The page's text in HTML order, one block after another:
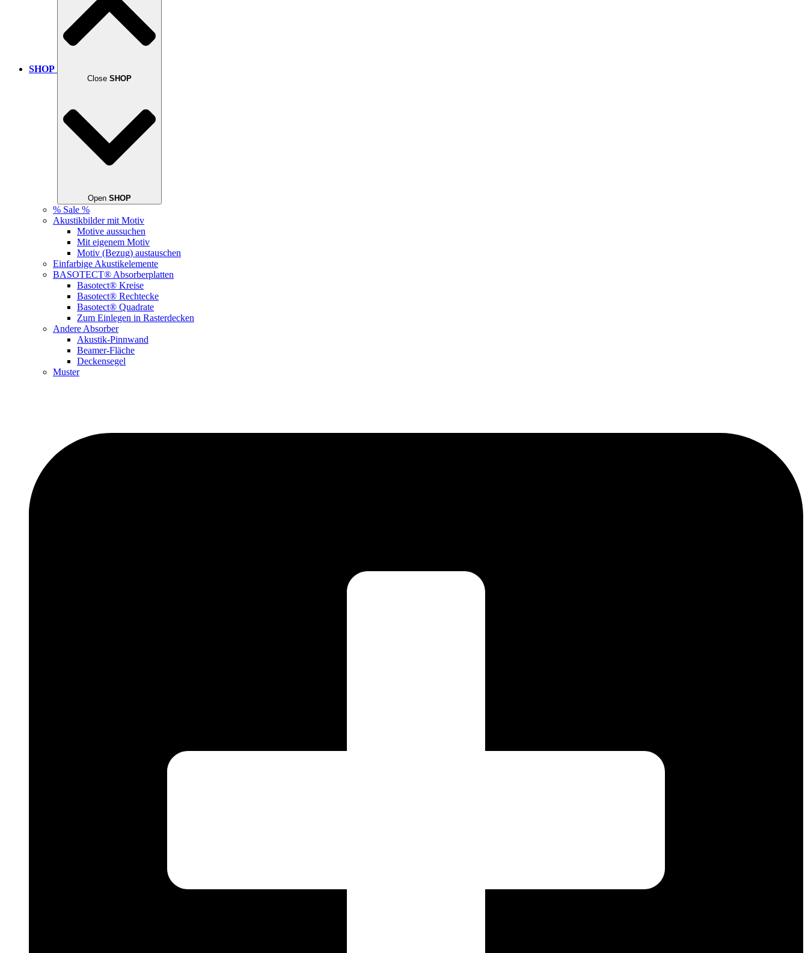
SHOP
Close SHOP
Open SHOP
% Sale %
Akustikbilder mit Motiv
Motive aussuchen
Mit eigenem Motiv
Motiv (Bezug) austauschen
Einfarbige Akustikelemente
BASOTECT® Absorberplatten
Basotect® Kreise
Basotect® Rechtecke
Basotect® Quadrate
Zum Einlegen in Rasterdecken
Andere Absorber
Akustik-Pinnwand
Beamer-Fläche
Deckensegel
Muster